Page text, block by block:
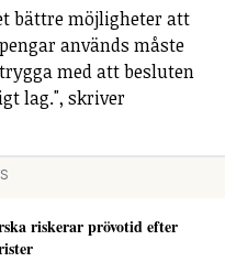
bättre möjligheter att
används måste
med att besluten
lag.", skriver
riskerar prövotid efter